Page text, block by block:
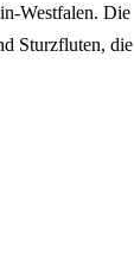
Westfalen. Die
Sturzfluten, die